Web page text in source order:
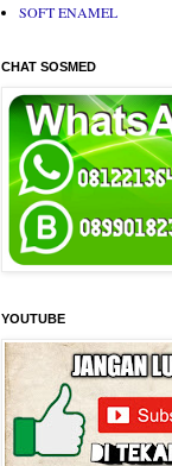
SOFT ENAMEL
CHAT SOSMED
YOUTUBE